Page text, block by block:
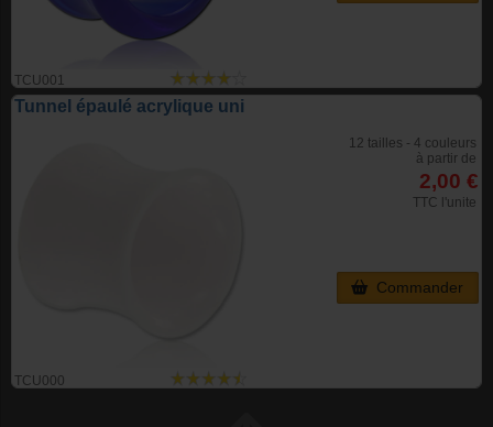
TCU001
Tunnel épaulé acrylique uni
TCU000
12 tailles - 4 couleurs
à partir de
2,00 €
TTC l'unite
Commander